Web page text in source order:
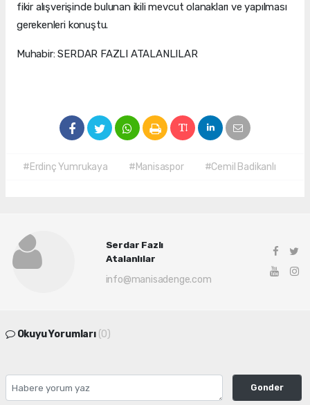
fikir alışverişinde bulunan ikili mevcut olanakları ve yapılması
gerekenleri konuştu.
Muhabir: SERDAR FAZLI ATALANLILAR
#Erdinç Yumrukaya #Manisaspor #Cemil Badikanlı
Serdar Fazlı
Atalanlılar
info@manisadenge.com
Okuyu Yorumları (0)
Gonder